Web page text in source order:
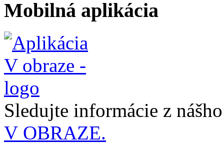
Mobilná aplikácia
Sledujte informácie z
V OBRAZE.